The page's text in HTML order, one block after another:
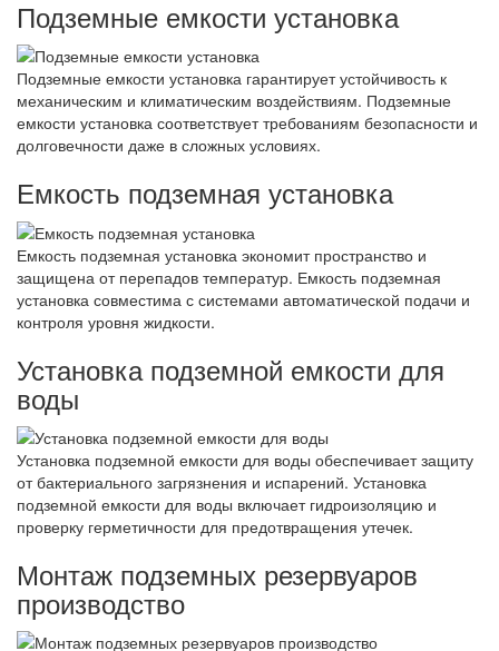
Подземные емкости установка
Подземные емкости установка гарантирует устойчивость к
механическим и климатическим воздействиям. Подземные
емкости установка соответствует требованиям безопасности и
долговечности даже в сложных условиях.
Емкость подземная установка
Емкость подземная установка экономит пространство и
защищена от перепадов температур. Емкость подземная
установка совместима с системами автоматической подачи и
контроля уровня жидкости.
Установка подземной емкости для
воды
Установка подземной емкости для воды обеспечивает защиту
от бактериального загрязнения и испарений. Установка
подземной емкости для воды включает гидроизоляцию и
проверку герметичности для предотвращения утечек.
Монтаж подземных резервуаров
производство